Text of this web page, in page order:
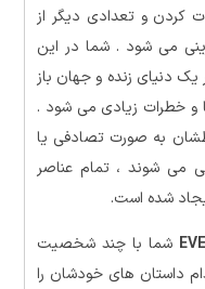
کردن و تعدادی دیگر از
می شود . شما در این
یک دنیای زنده و جهان باز
و خطرات زیادی می شود .
به صورت تصادفی یا
می شوند ، تمام عناصر
شده است.
شما با چند شخصیت
داستان های خودشان را